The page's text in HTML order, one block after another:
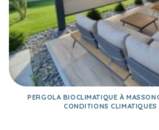
PERGOLA BIOCLIMATIQUE À
CONDITIONS CLIMATIQUES